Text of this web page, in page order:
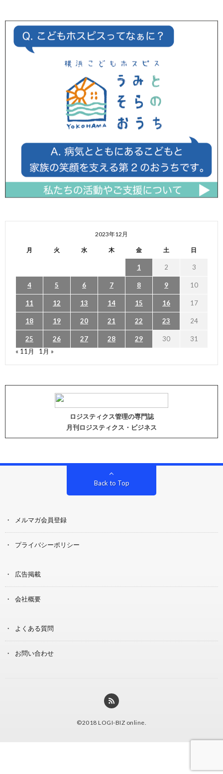
2023年12月
月 火 水 木 金 土 日
1 2 3
4 5 6 7 8 9 10
11 12 13 14 15 16 17
18 19 20 21 22 23 24
25 26 27 28 29 30
31
« 11月
1月 »
ロジスティクス管理の専門誌
月刊ロジスティクス・ビジネス
Back to Top
メルマガ会員登録
プライバシーポリシー
広告掲載
会社概要
よくある質問
お問い合わせ
©2018 LOGI-BIZ online.